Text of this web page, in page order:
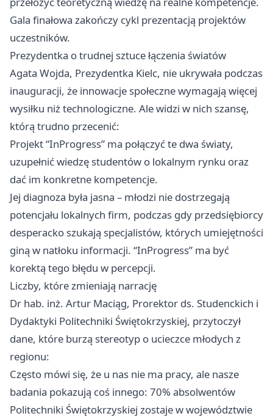
Gala finałowa zakończy cykl prezentacją projektów
uczestników.
Prezydentka o trudnej sztuce łączenia światów
Agata Wojda, Prezydentka Kielc, nie ukrywała podczas
inauguracji, że innowacje społeczne wymagają więcej
wysiłku niż technologiczne. Ale widzi w nich szansę,
którą trudno przecenić:
Projekt “InProgress” ma połączyć te dwa światy,
uzupełnić wiedzę studentów o lokalnym rynku oraz
dać im konkretne kompetencje.
Jej diagnoza była jasna – młodzi nie dostrzegają
potencjału lokalnych firm, podczas gdy przedsiębiorcy
desperacko szukają specjalistów, których umiejętności
giną w natłoku informacji. “InProgress” ma być
korektą tego błędu w percepcji.
Liczby, które zmieniają narrację
Dr hab. inż. Artur Maciąg, Prorektor ds. Studenckich i
Dydaktyki Politechniki Świętokrzyskiej, przytoczył
dane, które burzą stereotyp o ucieczce młodych z
regionu:
Często mówi się, że u nas nie ma pracy, ale nasze
badania pokazują coś innego: 70% absolwentów
Politechniki Świętokrzyskiej zostaje w województwie